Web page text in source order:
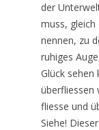
der
muss, gleich
nennen, zu
ruhiges
Glück sehen
überfliessen
fliesse und
Siehe!